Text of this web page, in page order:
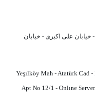
علی اکبری - خیابان
Yeşılköy Mah - Atatürk Cad -
Apt No 12/1 - Onlıne